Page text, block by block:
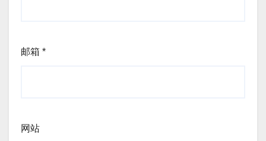
邮箱 *
网站